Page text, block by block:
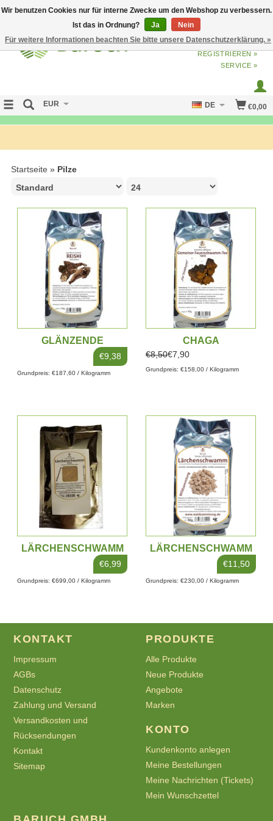
ANMELDENODERJETZT
REGISTRIEREN »
SERVICE »
€0,00
EUR DE
Startseite » Pilze
GLÄNZENDE
LACKPORLING€9,38
Grundpreis: €187,60 / Kilogramm
CHAGA
€8,50€7,90
Grundpreis: €158,00 / Kilogramm
LÄRCHENSCHWAMM
(LARICIFOMES
OFFICINALIS), PULVER
€6,99
Grundpreis: €699,00 / Kilogramm
LÄRCHENSCHWAMM
€11,50
Grundpreis: €230,00 / Kilogramm
KONTAKT
Impressum
AGBs
Datenschutz
Zahlung und Versand
Versandkosten und
Rücksendungen
Kontakt
Sitemap
PRODUKTE
Alle Produkte
Neue Produkte
Angebote
Marken
KONTO
Kundenkonto anlegen
Meine Bestellungen
Meine Nachrichten (Tickets)
Mein Wunschzettel
Wir benutzen Cookies nur für interne Zwecke um den Webshop zu verbessern.
Ist das in Ordnung?
Ja
Nein
Für weitere Informationen beachten Sie bitte unsere Datenschutzerklärung. »